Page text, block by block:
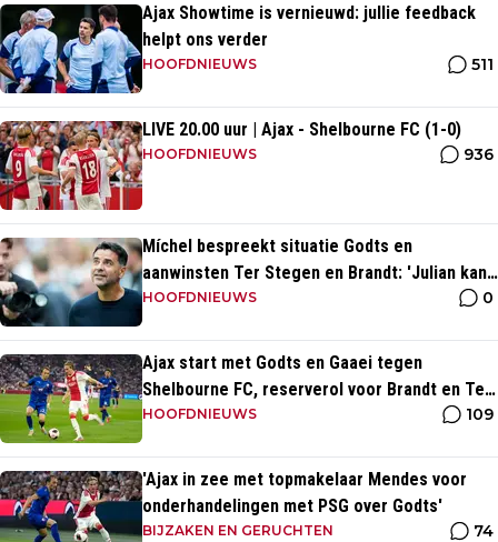
Ajax Showtime is vernieuwd: jullie feedback
helpt ons verder
HOOFDNIEUWS 511
LIVE 20.00 uur | Ajax - Shelbourne FC (1-0)
HOOFDNIEUWS 936
Míchel bespreekt situatie Godts en
aanwinsten Ter Stegen en Brandt: 'Julian kan
spelen in de slotfase'
HOOFDNIEUWS 0
Ajax start met Godts en Gaaei tegen
Shelbourne FC, reserverol voor Brandt en Ter
Stegen
HOOFDNIEUWS 109
'Ajax in zee met topmakelaar Mendes voor
onderhandelingen met PSG over Godts'
BIJZAKEN EN GERUCHTEN 74